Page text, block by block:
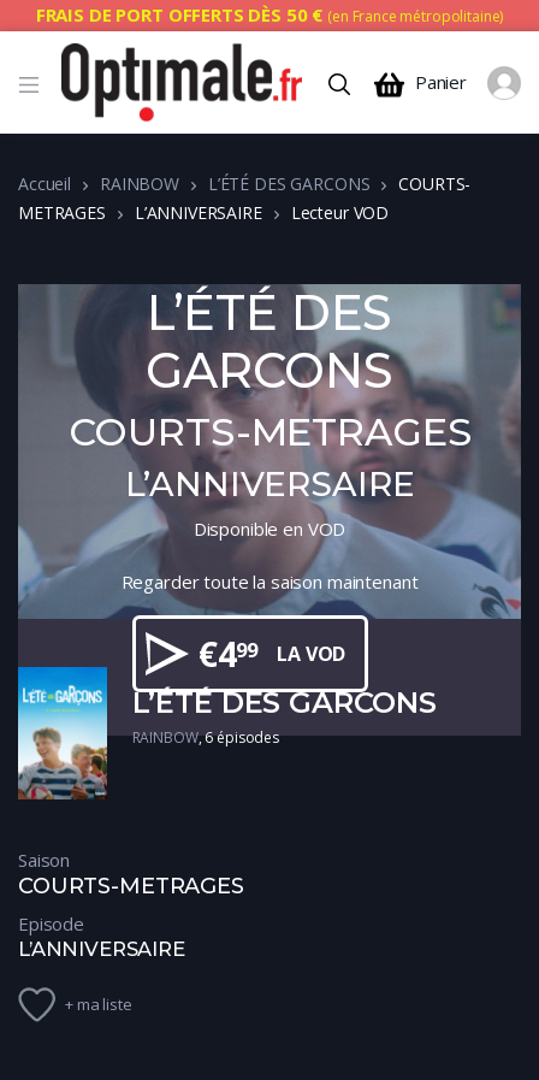
FRAIS DE PORT OFFERTS DÈS 50 € (en France métropolitaine)
Panier
Accueil RAINBOW L’ÉTÉ DES GARCONS
COURTS-
METRAGES
L’ANNIVERSAIRE Lecteur VOD
L’ÉTÉ DES
GARCONS
COURTS-METRAGES
L’ANNIVERSAIRE
Disponible en VOD
Regarder toute la saison maintenant
€499 LA VOD
L’ÉTÉ DES GARCONS
RAINBOW 6 épisodes
Saison
COURTS-METRAGES
Episode
L’ANNIVERSAIRE
+ ma liste